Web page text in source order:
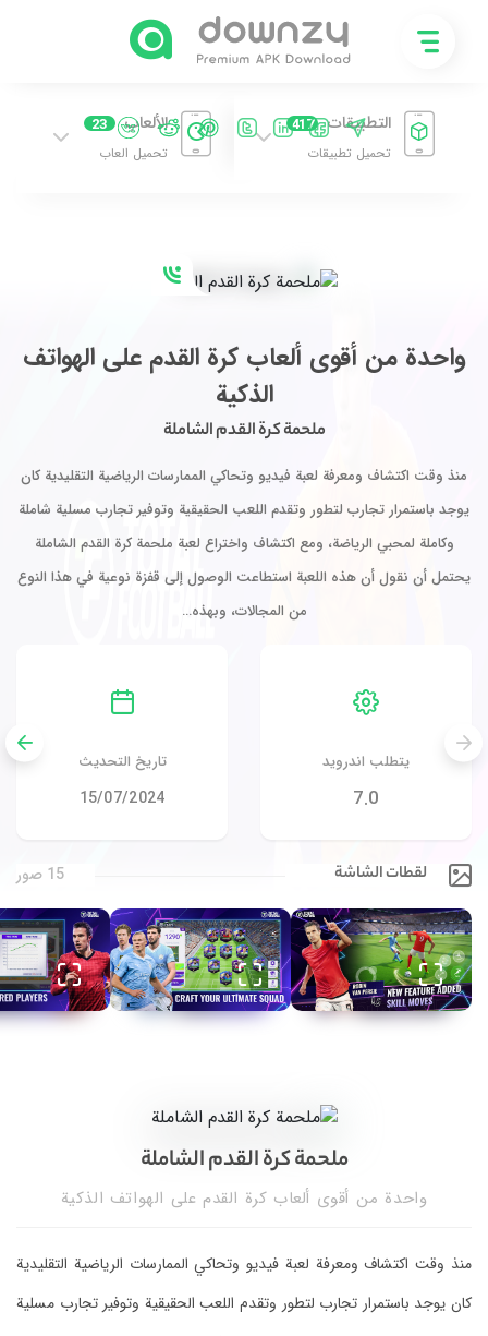
التطبيقات 417
تحميل تطبيقات
الألعاب 23
تحميل العاب
واحدة من أقوى ألعاب كرة القدم على الهواتف
الذكية
ملحمة كرة القدم الشاملة
منذ وقت اكتشاف ومعرفة لعبة فيديو وتحاكي الممارسات الرياضية التقليدية كان
يوجد باستمرار تجارب لتطور وتقدم اللعب الحقيقية وتوفير تجارب مسلية شاملة
وكاملة لمحبي الرياضة، ومع اكتشاف واختراع لعبة ملحمة كرة القدم الشاملة
يحتمل أن نقول أن هذه اللعبة استطاعت الوصول إلى قفزة نوعية في هذا النوع
من المجالات، وبهذه…
يتطلب اندرويد
7.0
تاريخ التحديث
15/07/2024
لقطات الشاشة 15 صور
ملحمة كرة القدم الشاملة
واحدة من أقوى ألعاب كرة القدم على الهواتف الذكية
منذ وقت اكتشاف ومعرفة لعبة فيديو وتحاكي الممارسات الرياضية التقليدية
كان يوجد باستمرار تجارب لتطور وتقدم اللعب الحقيقية وتوفير تجارب مسلية